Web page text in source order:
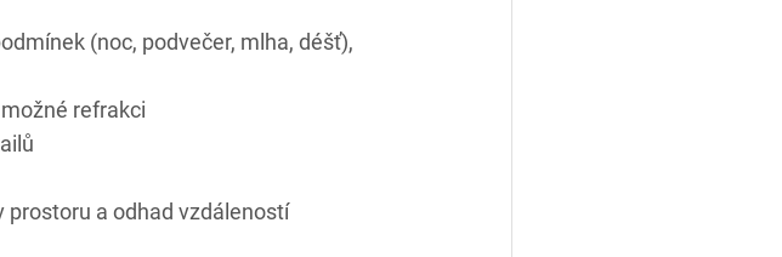
(noc, podvečer, mlha, déšť),
refrakci
prostoru a odhad vzdáleností